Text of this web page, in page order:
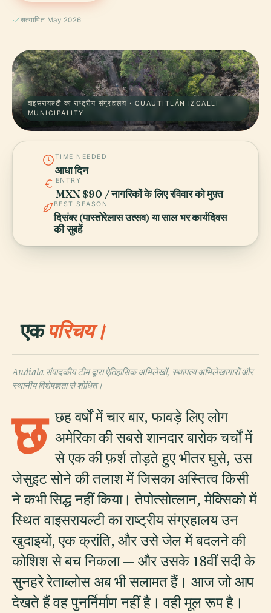
सत्यापित May 2026
वाइसरायल्टी का राष्ट्रीय संग्रहालय · CUAUTITLÁN IZCALLI
MUNICIPALITY
TIME NEEDED
आधा दिन
ENTRY
MXN $90 / नागरिकों के लिए रविवार को मुफ़्त
BEST SEASON
दिसंबर (पास्तोरेलास उत्सव) या साल भर कार्यदिवस
की सुबहें
एकपरिचय।
Audiala संपादकीय टीम द्वारा ऐतिहासिक अभिलेखों, स्थापत्य अभिलेखागारों और
स्थानीय विशेषज्ञता से शोधित।
छ छह वर्षों में चार बार, फावड़े लिए लोग
अमेरिका की सबसे शानदार बारोक चर्चों में
से एक की फ़र्श तोड़ते हुए भीतर घुसे, उस
जेसुइट सोने की तलाश में जिसका अस्तित्व किसी
ने कभी सिद्ध नहीं किया। तेपोत्सोत्लान, मेक्सिको में
स्थित वाइसरायल्टी का राष्ट्रीय संग्रहालय उन
खुदाइयों, एक क्रांति, और उसे जेल में बदलने की
कोशिश से बच निकला — और उसके 18वीं सदी के
सुनहरे रेताब्लोस अब भी सलामत हैं। आज जो आप
देखते हैं वह पुनर्निर्माण नहीं है। वही मूल रूप है।